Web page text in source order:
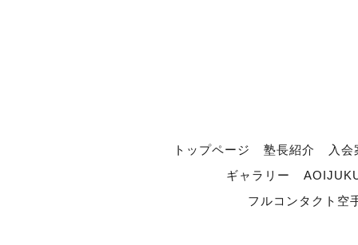
トップページ 塾長紹介
入
ギャラリー
フルコンタクト空